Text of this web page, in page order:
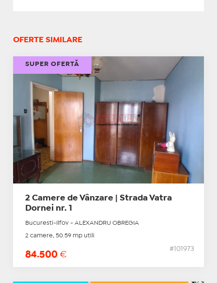
OFERTE SIMILARE
2 Camere de Vânzare | Strada Vatra
Dornei nr. 1
Bucuresti-Ilfov - ALEXANDRU OBREGIA
2 camere, 50.59 mp utili
84.500 €
#101973
SUPER OFERTĂ